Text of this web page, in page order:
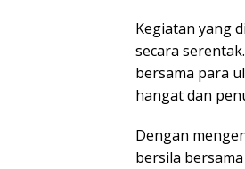
Kegiatan yang
secara
bersama para
hangat dan
Dengan
bersila